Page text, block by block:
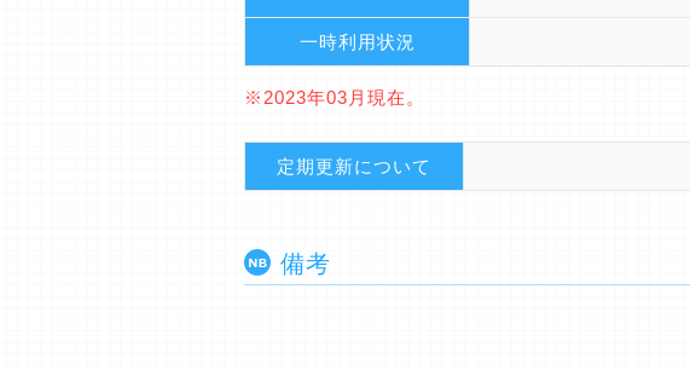
一時利用状況
※2023年03月現在。
定期更新について
備考